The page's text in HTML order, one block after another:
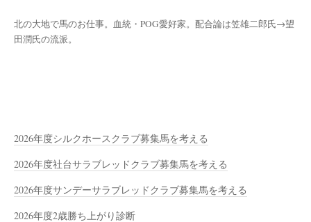
北の大地で馬のお仕事。血統・POG愛好家。配合論は笠雄二郎氏→望
田潤氏の流派。
2026年度シルクホースクラブ募集馬を考える
2026年度社台サラブレッドクラブ募集馬を考える
2026年度サンデーサラブレッドクラブ募集馬を考える
2026年度2歳勝ち上がり診断